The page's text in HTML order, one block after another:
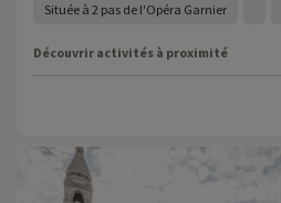
Située à 2 pas de l'Opéra Garnier
Découvrir activités à proximité